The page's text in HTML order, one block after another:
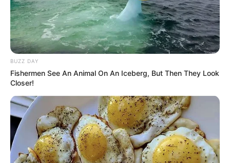
BUZZ DAY
Fishermen See An Animal On An Iceberg, But Then They Look
Closer!